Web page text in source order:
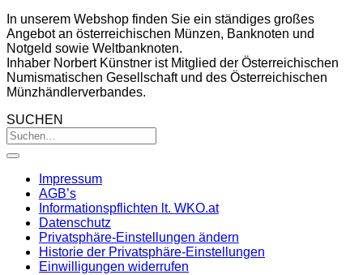
In unserem Webshop finden Sie ein ständiges großes
Angebot an österreichischen Münzen, Banknoten und
Notgeld sowie Weltbanknoten.
Inhaber Norbert Künstner ist Mitglied der Österreichischen
Numismatischen Gesellschaft und des Österreichischen
Münzhändlerverbandes.
SUCHEN
Impressum
AGB’s
Informationspflichten lt. WKO.at
Datenschutz
Privatsphäre-Einstellungen ändern
Historie der Privatsphäre-Einstellungen
Einwilligungen widerrufen